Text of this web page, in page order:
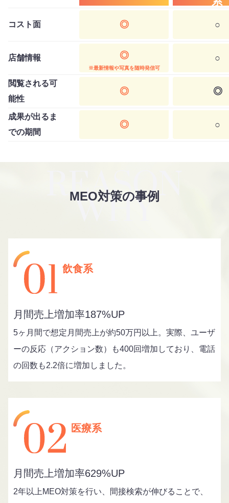
コスト面 ◎ ○
店舗情報 ◎
※最新情報や写真を随時発信可
○
閲覧される可
能性
◎ ◎
成果が出るま
での期間
◎ ○
MEO対策の事例
飲食系
月間売上増加率187%UP
5ヶ月間で想定月間売上が約50万円以上。実際、ユーザ
ーの反応（アクション数）も400回増加しており、電話
の回数も2.2倍に増加しました。
医療系
月間売上増加率629%UP
2年以上MEO対策を行い、間接検索が伸びることで、